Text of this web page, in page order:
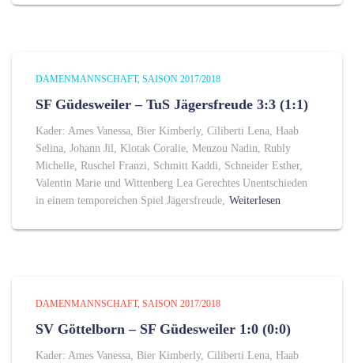
DAMENMANNSCHAFT SAISON 2017/2018
SF Güdesweiler – TuS Jägersfreude 3:3 (1:1)
Kader: Ames Vanessa, Bier Kimberly, Ciliberti Lena, Haab
Selina, Johann Jil, Klotak Coralie, Menzou Nadin, Rubly
Michelle, Ruschel Franzi, Schmitt Kaddi, Schneider Esther,
Valentin Marie und Wittenberg Lea Gerechtes Unentschieden
in einem temporeichen Spiel Jägersfreude, Weiterlesen
DAMENMANNSCHAFT SAISON 2017/2018
SV Göttelborn – SF Güdesweiler 1:0 (0:0)
Kader: Ames Vanessa, Bier Kimberly, Ciliberti Lena, Haab